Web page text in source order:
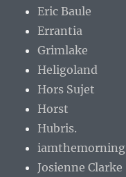
Eric Baule
Errantia
Grimlake
Heligoland
Hors Sujet
Horst
Hubris.
iamthemorning
Josienne Clarke